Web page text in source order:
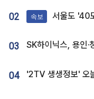
02 속보 서울도 '40
03
04